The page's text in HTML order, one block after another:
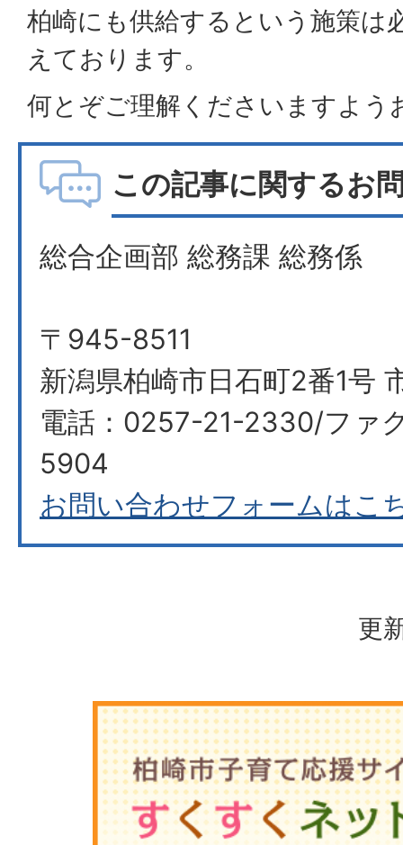
柏崎にも供給するという施策は
えております。
何とぞご理解くださいますよう
この記事に関するお
総合企画部 総務課 総務係
〒945-8511
新潟県柏崎市日石町2番1号
電話：0257-21-2330/ファ
5904
お問い合わせフォームはこ
更